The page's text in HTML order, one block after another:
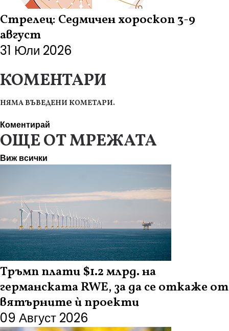
Стрелец: Седмичен хороскоп 3-9
август
31 Юли 2026
КОМЕНТАРИ
НЯМА ВЪВЕДЕНИ КОМЕТАРИ.
Коментирай
ОЩЕ ОТ МРЕЖАТА
Виж всички
Тръмп плати $1.2 млрд. на
германската RWE, за да се откаже от
вятърните ѝ проекти
09 Август 2026